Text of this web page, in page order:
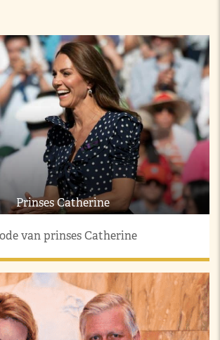
Prinses Catherine
van prinses Catherine